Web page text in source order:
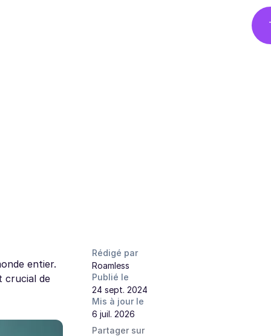
entier.
crucial de
Rédigé par
Roamless
Publié le
24 sept. 2024
Mis à jour le
6 juil. 2026
Partager sur